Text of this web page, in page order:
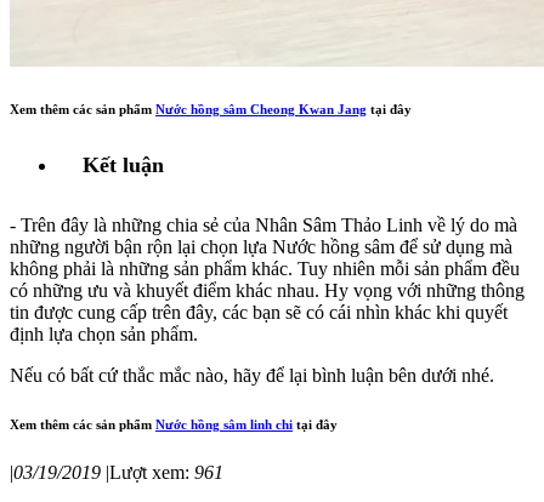
Xem thêm các sản phẩm Nước hồng sâm Cheong Kwan Jang tại đây
Kết luận
- Trên đây là những chia sẻ của Nhân Sâm Thảo Linh về lý do mà
những người bận rộn lại chọn lựa Nước hồng sâm để sử dụng mà
không phải là những sản phẩm khác. Tuy nhiên mỗi sản phẩm đều
có những ưu và khuyết điểm khác nhau. Hy vọng với những thông
tin được cung cấp trên đây, các bạn sẽ có cái nhìn khác khi quyết
định lựa chọn sản phẩm.
Nếu có bất cứ thắc mắc nào, hãy để lại bình luận bên dưới nhé.
Xem thêm các sản phẩm Nước hồng sâm linh chi tại đây
|03/19/2019 |Lượt xem: 961